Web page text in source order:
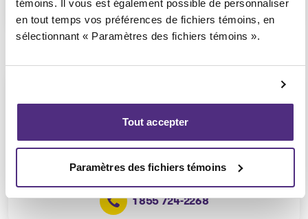
témoins. Il vous est également possible de personnaliser
en tout temps vos préférences de fichiers témoins, en
sélectionnant « Paramètres des fichiers témoins ».
Tout accepter
Paramètres des fichiers témoins
1 855 724-2268
Consultation téléphonique ou
vidéoconférence seulement
(Affilié au bureau de Anjou)
1 855 724-2268